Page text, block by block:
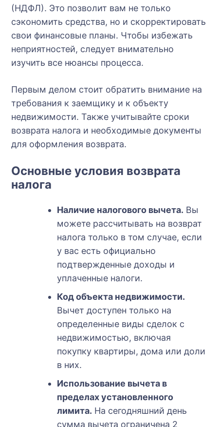
(НДФЛ). Это позволит вам не только
сэкономить средства, но и скорректировать
свои финансовые планы. Чтобы избежать
неприятностей, следует внимательно
изучить все нюансы процесса.
Первым делом стоит обратить внимание на
требования к заемщику и к объекту
недвижимости. Также учитывайте сроки
возврата налога и необходимые документы
для оформления возврата.
Основные условия возврата
налога
Наличие налогового вычета. Вы
можете рассчитывать на возврат
налога только в том случае, если
у вас есть официально
подтвержденные доходы и
уплаченные налоги.
Код объекта недвижимости.
Вычет доступен только на
определенные виды сделок с
недвижимостью, включая
покупку квартиры, дома или доли
в них.
Использование вычета в
пределах установленного
лимита. На сегодняшний день
сумма вычета ограничена 2